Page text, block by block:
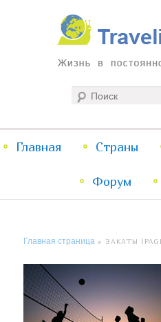
Traveliving
Жизнь в постоянном путешествии
менюГлавная Страны
Форум
Главная страница » ЗАКАТЫ